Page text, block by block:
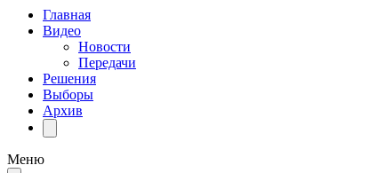
Главная
Видео
Новости
Передачи
Решения
Выборы
Архив
Меню